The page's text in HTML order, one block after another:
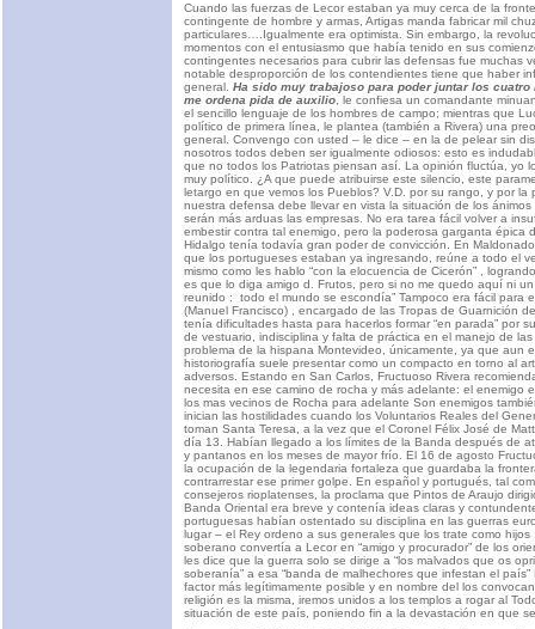
Cuando las fuerzas de Lecor estaban ya muy cerca de la
contingente de hombre y armas, Artigas manda fabricar mil
particulares….Igualmente era optimista. Sin embargo, la
momentos con el entusiasmo que había tenido en sus
contingentes necesarios para cubrir las defensas fue muchas
notable desproporción de los contendientes tiene que haber
general. Ha sido muy trabajoso para poder juntar los cuatro
me ordena pida de auxilio , le confiesa un comandante
el sencillo lenguaje de los hombres de campo; mientras que
político de primera línea, le plantea (también a Rivera) una
general. Convengo con usted – le dice – en la de pelear sin
nosotros todos deben ser igualmente odiosos: esto es
que no todos los Patriotas piensan así. La opinión fluctúa, yo
muy político. ¿A que puede atribuirse este silencio, este
letargo en que vemos los Pueblos? V.D. por su rango, y por la
nuestra defensa debe llevar en vista la situación de los
serán más arduas las empresas. No era tarea fácil volver a
embestir contra tal enemigo, pero la poderosa garganta épica
Hidalgo tenía todavía gran poder de convicción. En
que los portugueses estaban ya ingresando, reúne a todo el
mismo como les hablo “con la elocuencia de Cicerón” ,
es que lo diga amigo d. Frutos, pero si no me quedo aquí ni
reunido : todo el mundo se escondía” Tampoco era fácil para
(Manuel Francisco) , encargado de las Tropas de Guarnición
tenía dificultades hasta para hacerlos formar “en parada” por
de vestuario, indisciplina y falta de práctica en el manejo de
problema de la hispana Montevideo, únicamente, ya que aun
historiografía suele presentar como un compacto en torno al
adversos. Estando en San Carlos, Fructuoso Rivera
necesita en ese camino de rocha y más adelante: el enemigo
los mas vecinos de Rocha para adelante Son enemigos
inician las hostilidades cuando los Voluntarios Reales del
toman Santa Teresa, a la vez que el Coronel Félix José de
día 13. Habían llegado a los límites de la Banda después de
y pantanos en los meses de mayor frío. El 16 de agosto
la ocupación de la legendaria fortaleza que guardaba la
contrarrestar ese primer golpe. En español y portugués, tal
consejeros rioplatenses, la proclama que Pintos de Araujo
Banda Oriental era breve y contenía ideas claras y
portuguesas habían ostentado su disciplina en las guerras
lugar – el Rey ordeno a sus generales que los trate como hijos
soberano convertía a Lecor en “amigo y procurador” de los
les dice que la guerra solo se dirige a “los malvados que os
soberanía” a esa “banda de malhechores que infestan el
factor más legítimamente posible y en nombre del los
religión es la misma, iremos unidos a los templos a rogar al
situación de este país, poniendo fin a la devastación en que